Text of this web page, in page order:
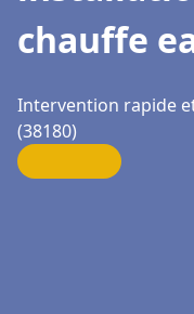
chauffe
Intervention rapide
(38180)